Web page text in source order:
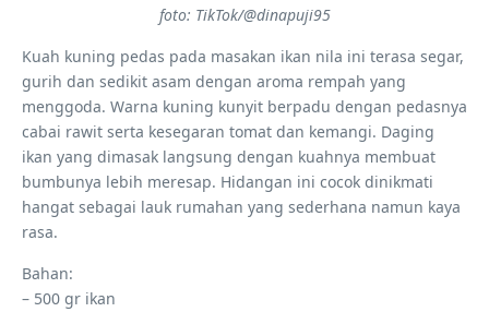
foto: TikTok/@dinapuji95
Kuah kuning pedas pada masakan ikan nila ini terasa segar,
gurih dan sedikit asam dengan aroma rempah yang
menggoda. Warna kuning kunyit berpadu dengan pedasnya
cabai rawit serta kesegaran tomat dan kemangi. Daging
ikan yang dimasak langsung dengan kuahnya membuat
bumbunya lebih meresap. Hidangan ini cocok dinikmati
hangat sebagai lauk rumahan yang sederhana namun kaya
rasa.
Bahan:
– 500 gr ikan